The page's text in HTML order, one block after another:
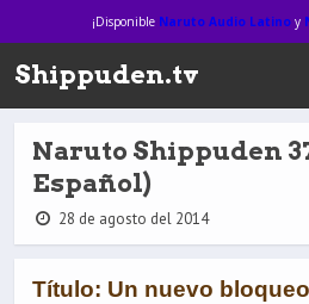
¡Disponible Naruto Audio Latinoy
Shippuden.tv
Naruto Shippuden
Español)
28 de agosto del 2014
Título: Un nuevo